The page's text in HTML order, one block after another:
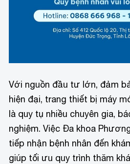
Với nguồn đầu tư lớn, đảm
hiện đại, trang thiết bị máy
là quy tụ nhiều chuyên gia,
nghiệm. Việc Đa khoa
tiếp nhận bệnh nhân đến
giúp tối ưu quy trình thăm